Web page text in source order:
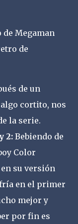
de Megaman
de
de un
cortito, nos
la serie.
2: Bebiendo de
Color
su versión
en el primer
mejor y
por fin es